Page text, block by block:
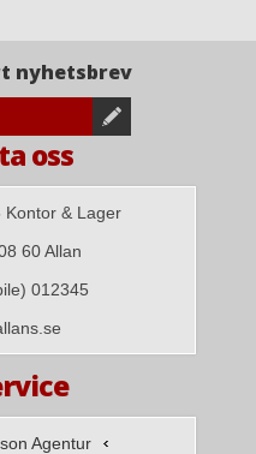
nyhetsbrev
oss
Kontor & Lager
60 Allan
012345
Agentur